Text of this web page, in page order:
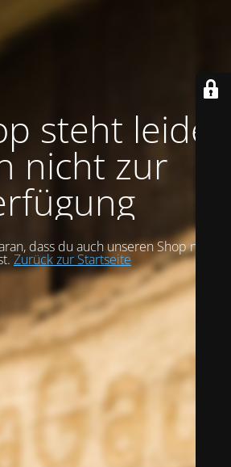
steht leider
nicht zur
dass du auch unseren Shop nutzen
Zurück zur Startseite